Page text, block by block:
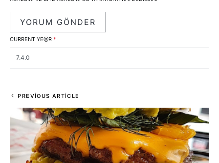
CURRENT YE@R *
PREVIOUS ARTICLE